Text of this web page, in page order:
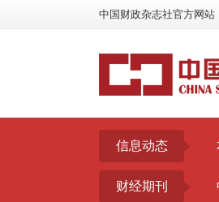
中国财政杂志社官方网站
信息动态
财经期刊